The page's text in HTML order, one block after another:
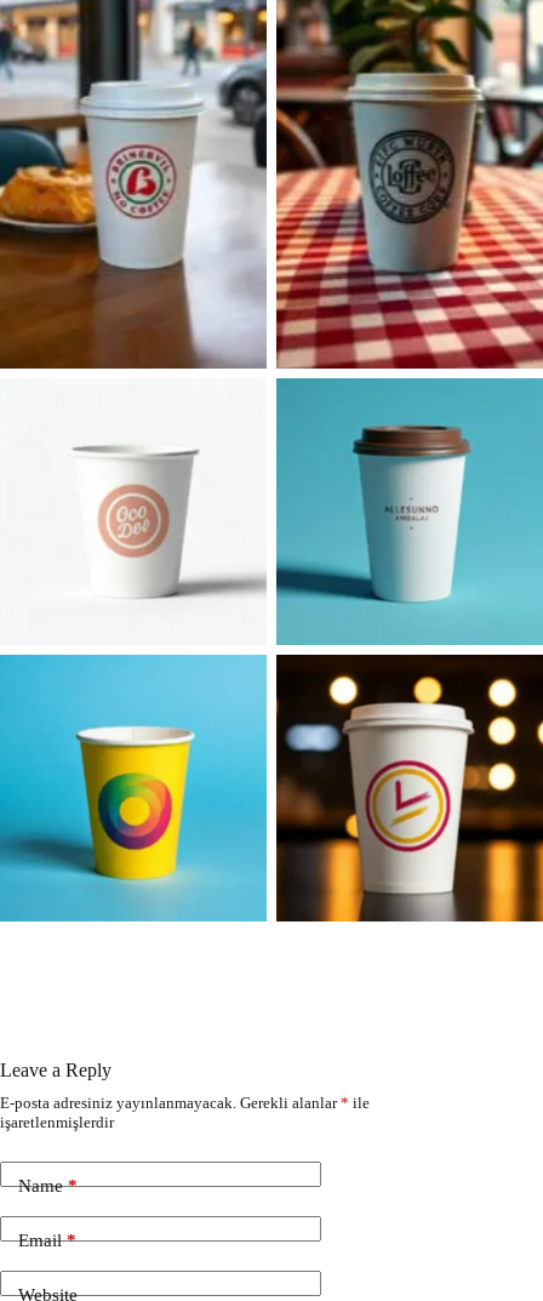
Leave a Reply
E-posta adresiniz yayınlanmayacak. Gerekli alanlar* ile
işaretlenmişlerdir
Name*
Email*
Website